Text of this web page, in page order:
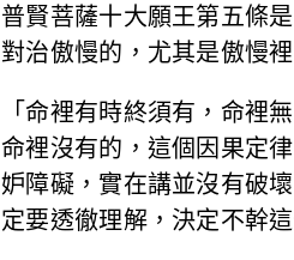
普賢菩薩十大願王第五條
對治傲慢的，尤其是傲慢
「命裡有時終須有，命裡
命裡沒有的，這個因果定
妒障礙，實在講並沒有破
定要透徹理解，決定不幹